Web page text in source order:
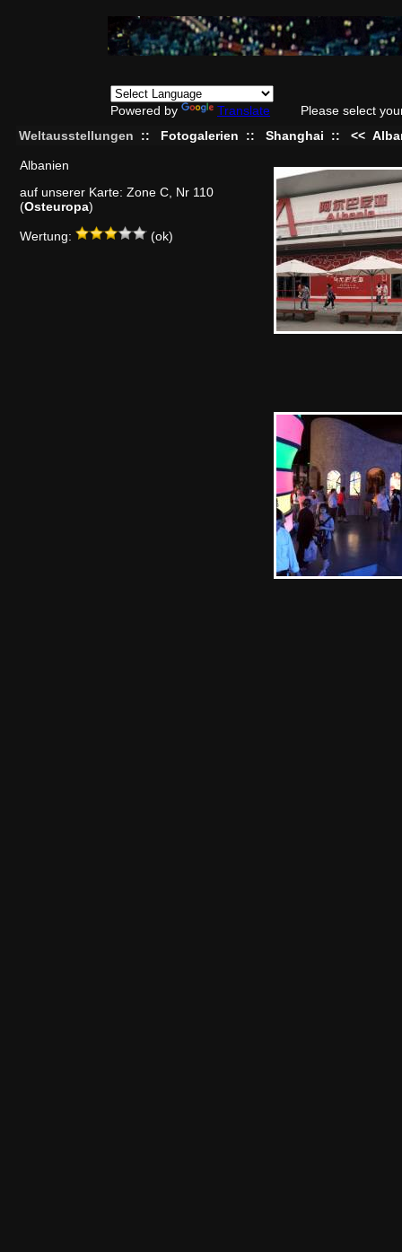
Powered by Translate
Please select
Weltausstellungen
:: Fotogalerien :: Shanghai :: <<
Albanien
auf unserer Karte: Zone C, Nr 110
(Osteuropa)
Wertung: (ok)